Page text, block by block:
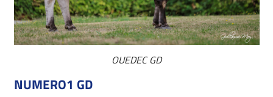
OUEDEC GD
NUMERO1 GD